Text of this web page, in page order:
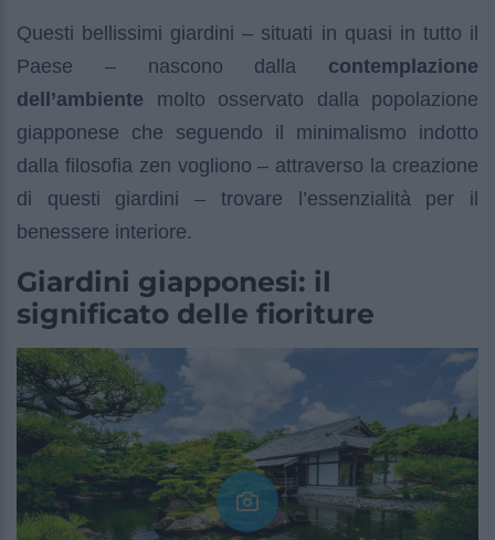
Questi bellissimi giardini – situati in quasi in tutto il
Paese – nascono dalla contemplazione
dell’ambiente molto osservato dalla popolazione
giapponese che seguendo il minimalismo indotto
dalla filosofia zen vogliono – attraverso la creazione
di questi giardini – trovare l’essenzialità per il
benessere interiore.
Giardini giapponesi: il
significato delle fioriture